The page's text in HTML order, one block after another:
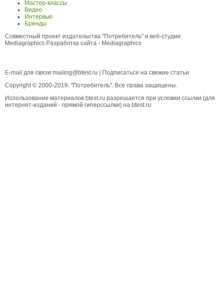
Мастер-классы
Видео
Интервью
Бренды
Совместный проект издательства "Потребитель" и веб-студии
Mediagraphics Разработка сайта - Mediagraphics
E-mail для связи mailing@btest.ru
Подписаться на свежие статьи
Copyright © 2000-2019, "Потребитель". Все права защищены.
Использование материалов btest.ru разрешается при условии ссылки (для
интернет-изданий - прямой гиперссылки) на btest.ru